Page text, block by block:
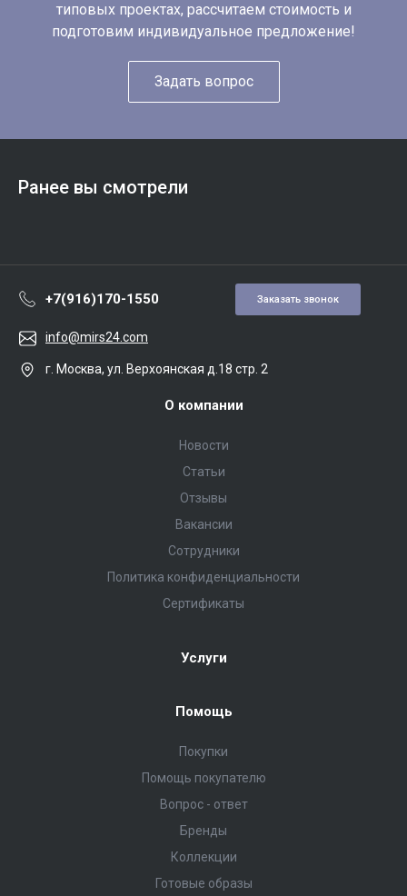
типовых проектах, рассчитаем стоимость и
подготовим индивидуальное предложение!
Задать вопрос
Ранее вы смотрели
+7(916)170-1550 Заказать звонок
info@mirs24.com
г. Москва, ул. Верхоянская д.18 стр. 2
О компании
Новости
Статьи
Отзывы
Вакансии
Сотрудники
Политика конфиденциальности
Сертификаты
Услуги
Помощь
Покупки
Помощь покупателю
Вопрос - ответ
Бренды
Коллекции
Готовые образы